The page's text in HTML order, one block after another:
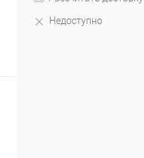
Недоступно